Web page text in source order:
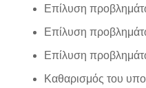
Επίλυση
Επίλυση
Επίλυση
Καθαρισμός του